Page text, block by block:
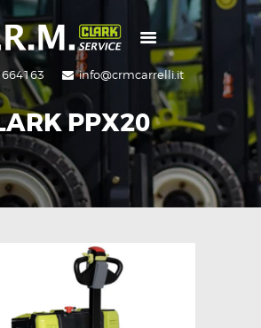
info@crmcarrelli.it
PPX20